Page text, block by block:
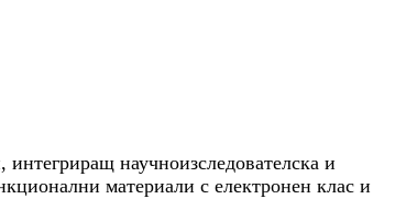
научноизследователска и
материали с електронен клас и